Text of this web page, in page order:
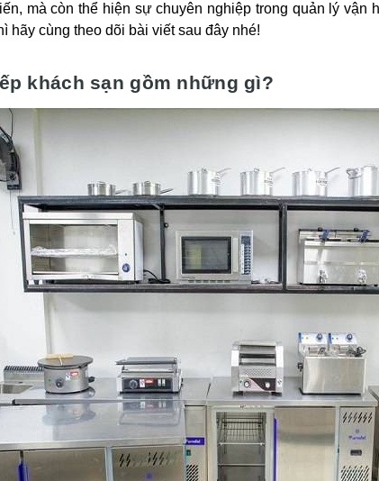
mà còn thể hiện sự chuyên nghiệp trong quản lý vận
hãy cùng theo dõi bài viết sau đây nhé!
khách sạn gồm những gì?